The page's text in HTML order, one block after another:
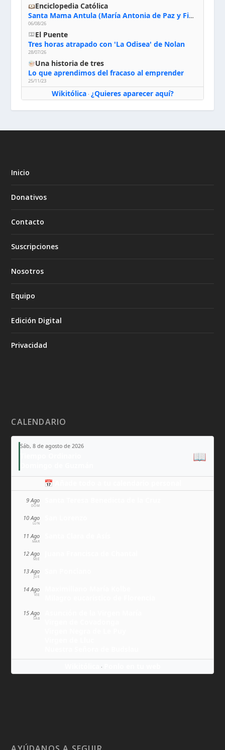
Enciclopedia Católica
Santa Mama Antula (María Antonia de Paz y Figueroa)
06/08/26
El Puente
Tres horas atrapado con 'La Odisea' de Nolan
28/07/26
Una historia de tres
Lo que aprendimos del fracaso al emprender
25/11/23
Wikitólica· ¿Quieres aparecer aquí?
Inicio
Donativos
Contacto
Suscripciones
Nosotros
Equipo
Edición Digital
Privacidad
CALENDARIO
Sáb, 8 de agosto de 2026
📖
📅 Añade todo a tu calendario personal
9 Ago
DOM
10 Ago
LUN
11 Ago
MAR
12 Ago
MIÉ
13 Ago
JUE
14 Ago
VIE
15 Ago
SÁB
·